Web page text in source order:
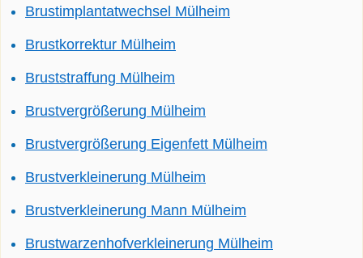
Brustimplantatwechsel Mülheim
Brustkorrektur Mülheim
Bruststraffung Mülheim
Brustvergrößerung Mülheim
Brustvergrößerung Eigenfett Mülheim
Brustverkleinerung Mülheim
Brustverkleinerung Mann Mülheim
Brustwarzenhofverkleinerung Mülheim